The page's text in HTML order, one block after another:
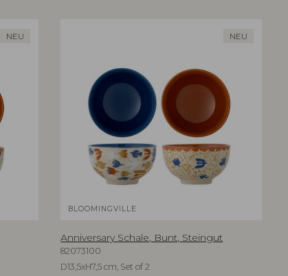
NEU NEU
BLOOMINGVILLE
Anniversary Schale, Bunt, Steingut
82073100
D13,5xH7,5 cm, Set of 2